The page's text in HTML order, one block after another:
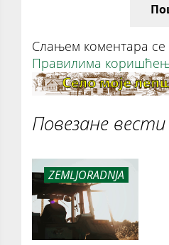
Слањем коментара се
Правилима
Повезане вести
ZEMLJORADNJA